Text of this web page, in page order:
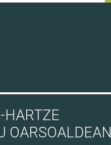
HARTZE
OARSOALDEAN